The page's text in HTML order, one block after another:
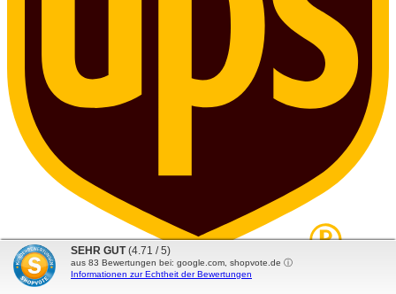
Datenschutz
SEHR GUT (4.71 / 5)
aus 83 Bewertungen bei: google.com, shopvote.de ⓘ
Informationen zur Echtheit der Bewertungen